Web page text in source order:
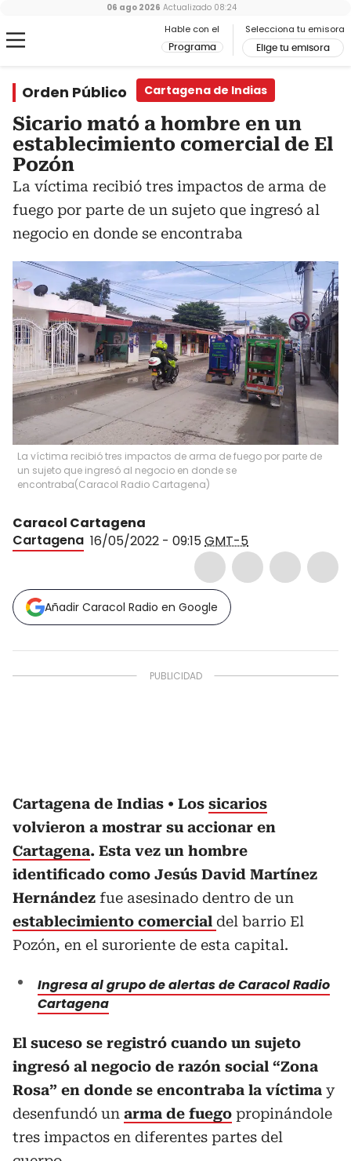
Hable con el
Programa
Selecciona tu emisora
Elige tu emisora
06 ago 2026 Actualizado 08:24
Orden Público Cartagena de Indias
Sicario mató a hombre en un
establecimiento comercial de El
Pozón
La víctima recibió tres impactos de arma de
fuego por parte de un sujeto que ingresó al
negocio en donde se encontraba
La víctima recibió tres impactos de arma de fuego por parte de
un sujeto que ingresó al negocio en donde se
encontraba(Caracol Radio Cartagena)
Caracol Cartagena
Cartagena 16/05/2022 - 09:15GMT-5
Añadir Caracol Radio en Google
Cartagena de Indias Los sicarios
volvieron a mostrar su accionar en
Cartagena. Esta vez un hombre
identificado como Jesús David Martínez
Hernández fue asesinado dentro de un
establecimiento comercial del barrio El
Pozón, en el suroriente de esta capital.
Ingresa al grupo de alertas de Caracol Radio
Cartagena
El suceso se registró cuando un sujeto
ingresó al negocio de razón social “Zona
Rosa” en donde se encontraba la víctima y
desenfundó un arma de fuego propinándole
tres impactos en diferentes partes del